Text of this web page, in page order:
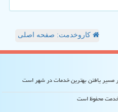
کاروخدمت: صفحه اصلی
مسیر یافتن بهترین خدمات در شهر است